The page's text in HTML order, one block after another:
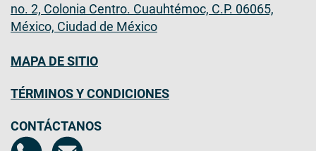
no. 2, Colonia Centro. Cuauhtémoc, C.P. 06065,
México, Ciudad de México
MAPA DE SITIO
TÉRMINOS Y CONDICIONES
CONTÁCTANOS